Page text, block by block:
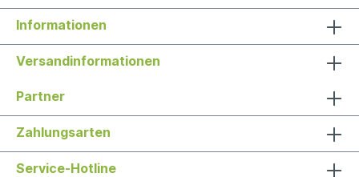
Informationen
Versandinformationen
Partner
Zahlungsarten
Service-Hotline